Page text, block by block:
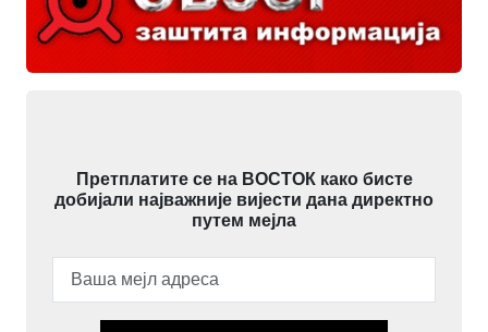
Претплатите се на ВОСТОК како бисте
добијали најважније вијести дана директно
путем мејла